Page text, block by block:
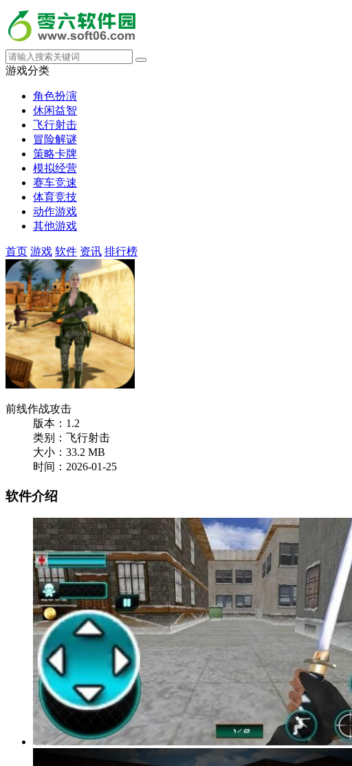
游戏分类
角色扮演
休闲益智
飞行射击
冒险解谜
策略卡牌
模拟经营
赛车竞速
体育竞技
动作游戏
其他游戏
首页 游戏 软件 资讯 排行榜
前线作战攻击
版本：1.2
类别：飞行射击
大小：33.2 MB
时间：2026-01-25
软件介绍